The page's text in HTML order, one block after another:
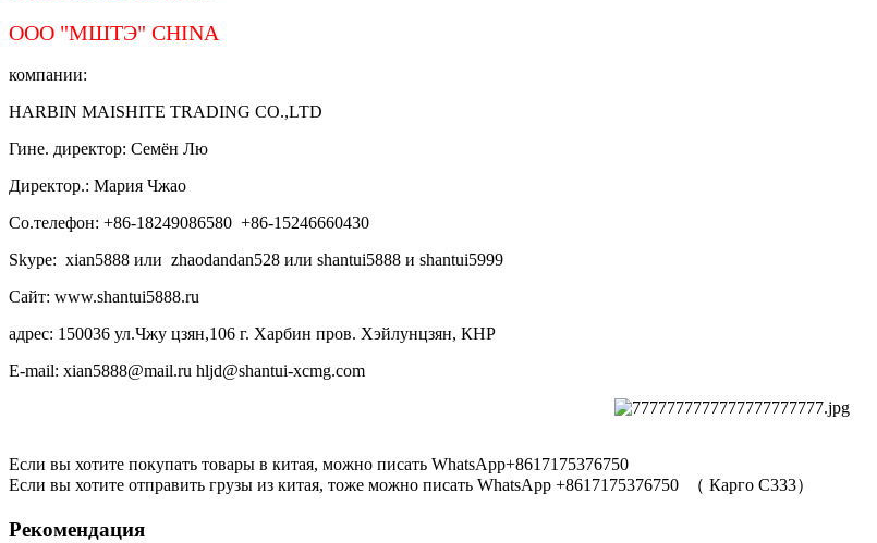
ООО "МШТЭ" CHINA
компании:
HARBIN MAISHITE TRADING CO.,LTD
Гине. директор: Семён Лю
Директор.: Мария Чжао
Со.телефон: +86-18249086580 +86-15246660430
Skype: xian5888 или zhaodandan528 или shantui5888 и shantui5999
Сайт: www.shantui5888.ru
адрес: 150036 ул.Чжу цзян,106 г. Харбин пров. Хэйлунцзян, КНР
E-mail: xian5888@mail.ru hljd@shantui-xcmg.com
Если вы хотите покупать товары в китая, можно писать WhatsApp+8617175376750
Если вы хотите отправить грузы из китая, тоже можно писать WhatsApp +8617175376750 （ Карго C333）
Рекомендация